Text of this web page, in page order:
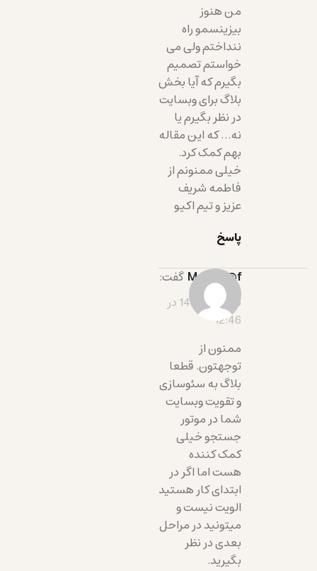
من هنوز
بیزینسمو راه
ننداختم ولی می
خواستم تصمیم
بگیرم که آیا بخش
بلاگ برای وبسایت
در نظر بگیرم یا
نه… که این مقاله
بهم کمک کرد.
خیلی ممنونم از
فاطمه شریف
عزیز و تیم اکیو
پاسخ
master@f
گفت:
1403-07-26 در
12:46
ممنون از
توجهتون. قطعا
بلاگ به سئوسازی
و تقویت وبسایت
شما در موتور
جستجو خیلی
کمک کننده
هست اما اگر در
ابتدای کار هستید
الویت نیست و
میتونید در مراحل
بعدی در نظر
بگیرید.